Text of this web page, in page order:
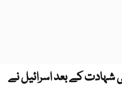
کے بعد اسرائیل نے